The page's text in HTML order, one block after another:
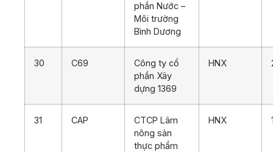
phần Nước –
Môi trường
Bình Dương
30 C69
Công ty cổ
phần Xây
dựng 1369
HNX
31 CAP
CTCP Lâm
nông sản
thực phẩm
HNX